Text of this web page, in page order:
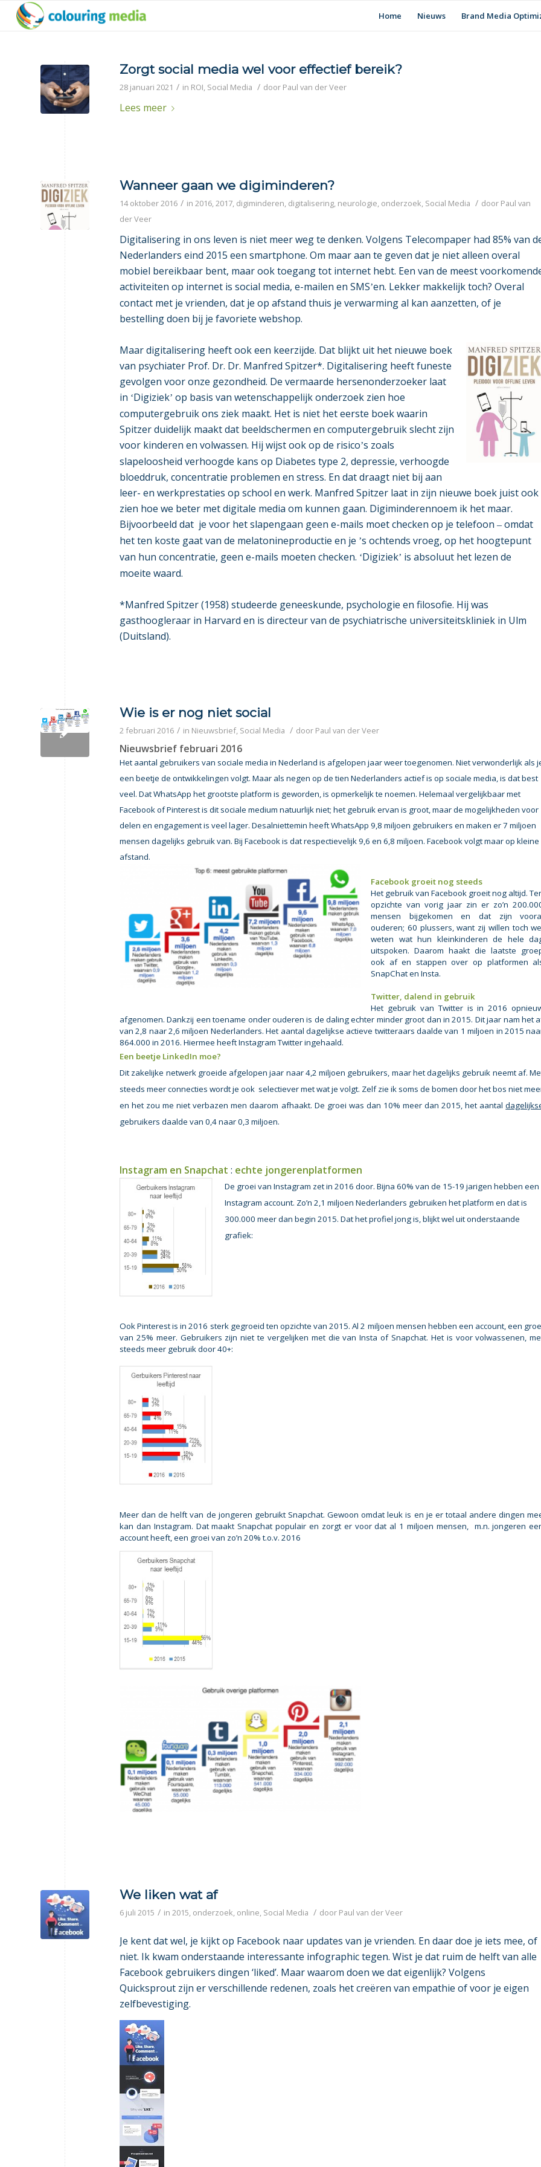
Home Nieuws Brand Media
Zorgt social media wel voor effectief bereik?
28 januari 2021 / in ROI, Social Media / door Paul van der Veer
Lees meer
Wanneer gaan we digiminderen?
14 oktober 2016 / in 2016,2017, digiminderen, digitalisering, neurologie, onderzoek, Social Media / door Paul van
der Veer
Digitalisering in ons leven is niet meer weg te denken. Volgens Telecompaper had 85% van
Nederlanders eind 2015 een smartphone. Om maar aan te geven dat je niet alleen overal
mobiel bereikbaar bent, maar ook toegang tot internet hebt. Een van de meest
activiteiten op internet is social media, e-mailen en SMS’en. Lekker makkelijk toch? Overal
contact met je vrienden, dat je op afstand thuis je verwarming al kan aanzetten, of je
bestelling doen bij je favoriete webshop.
Maar digitalisering heeft ook een keerzijde. Dat blijkt uit het nieuwe boek
van psychiater Prof. Dr. Dr. Manfred Spitzer*. Digitalisering heeft funeste
gevolgen voor onze gezondheid. De vermaarde hersenonderzoeker laat
in ‘Digiziek’ op basis van wetenschappelijk onderzoek zien hoe
computergebruik ons ziek maakt. Het is niet het eerste boek waarin
Spitzer duidelijk maakt dat beeldschermen en computergebruik slecht zijn
voor kinderen en volwassen. Hij wijst ook op de risico’s zoals
slapeloosheid verhoogde kans op Diabetes type 2, depressie, verhoogde
bloeddruk, concentratie problemen en stress. En dat draagt niet bij aan
leer- en werkprestaties op school en werk. Manfred Spitzer laat in zijn nieuwe boek juist ook
zien hoe we beter met digitale media om kunnen gaan. Digiminderennoem ik het maar.
Bijvoorbeeld dat je voor het slapengaan geen e-mails moet checken op je telefoon – omdat
het ten koste gaat van de melatonineproductie en je ’s ochtends vroeg, op het hoogtepunt
van hun concentratie, geen e-mails moeten checken. ‘Digiziek’ is absoluut het lezen de
moeite waard.
*Manfred Spitzer (1958) studeerde geneeskunde, psychologie en filosofie. Hij was
gasthoogleraar in Harvard en is directeur van de psychiatrische universiteitskliniek in Ulm
(Duitsland).
Wie is er nog niet social
2 februari 2016 / in Nieuwsbrief, Social Media / door Paul van der Veer
Nieuwsbrief februari 2016
Het aantal gebruikers van sociale media in Nederland is afgelopen jaar weer toegenomen. Niet verwonderlijk als
een beetje de ontwikkelingen volgt. Maar als negen op de tien Nederlanders actief is op sociale media, is dat best
veel. Dat WhatsApp het grootste platform is geworden, is opmerkelijk te noemen. Helemaal vergelijkbaar met
Facebook of Pinterest is dit sociale medium natuurlijk niet; het gebruik ervan is groot, maar de mogelijkheden voor
delen en engagement is veel lager. Desalniettemin heeft WhatsApp 9,8 miljoen gebruikers en maken er 7 miljoen
mensen dagelijks gebruik van. Bij Facebook is dat respectievelijk 9,6 en 6,8 miljoen. Facebook volgt maar op kleine
afstand.
Facebook groeit nog steeds
Het gebruik van Facebook groeit nog altijd.
opzichte van vorig jaar zin er zo’n
mensen bijgekomen en dat zijn
ouderen; 60 plussers, want zij willen toch
weten wat hun kleinkinderen de hele
uitspoken. Daarom haakt die laatste
ook af en stappen over op platformen
SnapChat en Insta.
Twitter, dalend in gebruik
Het gebruik van Twitter is in 2016
afgenomen. Dankzij een toename onder ouderen is de daling echter minder groot dan in 2015. Dit jaar nam het
van 2,8 naar 2,6 miljoen Nederlanders. Het aantal dagelijkse actieve twitteraars daalde van 1 miljoen in 2015
864.000 in 2016. Hiermee heeft Instagram Twitter ingehaald.
Een beetje LinkedIn moe?
Dit zakelijke netwerk groeide afgelopen jaar naar 4,2 miljoen gebruikers, maar het dagelijks gebruik neemt af.
steeds meer connecties wordt je ook selectiever met wat je volgt. Zelf zie ik soms de bomen door het bos niet
en het zou me niet verbazen men daarom afhaakt. De groei was dan 10% meer dan 2015, het aantal
gebruikers daalde van 0,4 naar 0,3 miljoen.
Instagram en Snapchat : echte jongerenplatformen
De groei van Instagram zet in 2016 door. Bijna 60% van de 15-19 jarigen hebben een
Instagram account. Zo’n 2,1 miljoen Nederlanders gebruiken het platform en dat is
300.000 meer dan begin 2015. Dat het profiel jong is, blijkt wel uit onderstaande
grafiek:
Ook Pinterest is in 2016 sterk gegroeid ten opzichte van 2015. Al 2 miljoen mensen hebben een account, een
van 25% meer. Gebruikers zijn niet te vergelijken met die van Insta of Snapchat. Het is voor volwassenen,
steeds meer gebruik door 40+:
Meer dan de helft van de jongeren gebruikt Snapchat. Gewoon omdat leuk is en je er totaal andere dingen
kan dan Instagram. Dat maakt Snapchat populair en zorgt er voor dat al 1 miljoen mensen, m.n. jongeren
account heeft, een groei van zo’n 20% t.o.v. 2016
We liken wat af
6 juli 2015 / in 2015 onderzoek online Social Media / door Paul van der Veer
Je kent dat wel, je kijkt op Facebook naar updates van je vrienden. En daar doe je iets mee, of
niet. Ik kwam onderstaande interessante infographic tegen. Wist je dat ruim de helft van alle
Facebook gebruikers dingen ‘liked’. Maar waarom doen we dat eigenlijk? Volgens
Quicksprout zijn er verschillende redenen, zoals het creëren van empathie of voor je eigen
zelfbevestiging.